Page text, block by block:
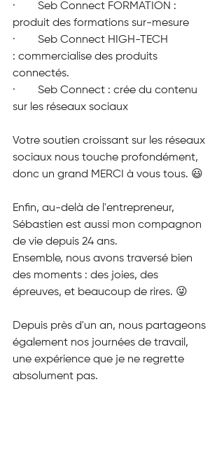
·        Seb Connect FORMATION :
produit des formations sur-mesure
·        Seb Connect HIGH-TECH
: commercialise des produits
connectés.
·        Seb Connect : crée du contenu
sur les réseaux sociaux
Votre soutien croissant sur les réseaux
sociaux nous touche profondément,
donc un grand MERCI à vous tous. 😃
Enfin, au-delà de l'entrepreneur,
Sébastien est aussi mon compagnon
de vie depuis 24 ans.
Ensemble, nous avons traversé bien
des moments : des joies, des
épreuves, et beaucoup de rires. 😜
Depuis près d'un an, nous partageons
également nos journées de travail,
une expérience que je ne regrette
absolument pas.